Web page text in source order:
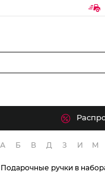
А Б В Д З И М
Подарочные ручки в